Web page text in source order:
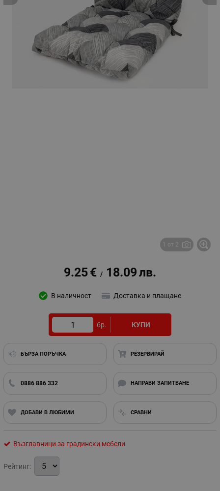
1 от 2
9.25€ / 18.09лв.
В наличност Доставка и плащане
бр. КУПИ
БЪРЗА ПОРЪЧКА РЕЗЕРВИРАЙ
0886 886 332 НАПРАВИ ЗАПИТВАНЕ
ДОБАВИ В ЛЮБИМИ СРАВНИ
Възглавници за градински мебели
Рейтинг: